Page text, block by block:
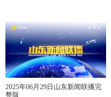
2025年06月29日山东新闻联播完
整版